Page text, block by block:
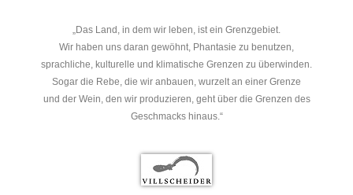
„Das Land, in dem wir leben, ist ein Grenzgebiet.
Wir haben uns daran gewöhnt, Phantasie zu benutzen,
sprachliche, kulturelle und klimatische Grenzen zu überwinden.
Sogar die Rebe, die wir anbauen, wurzelt an einer Grenze
und der Wein, den wir produzieren, geht über die Grenzen des
Geschmacks hinaus.“